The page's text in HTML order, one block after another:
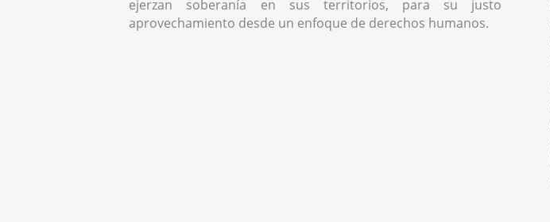
ejerzan soberanía en sus territorios, para su justo
aprovechamiento desde un enfoque de derechos humanos.